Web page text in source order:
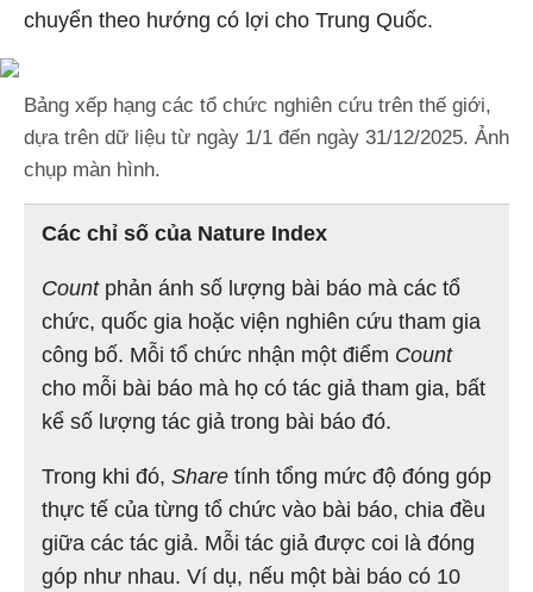
chuyển theo hướng có lợi cho Trung Quốc.
Bảng xếp hạng các tổ chức nghiên cứu trên thế giới,
dựa trên dữ liệu từ ngày 1/1 đến ngày 31/12/2025. Ảnh
chụp màn hình.
Các chỉ số của Nature Index
Countphản ánh số lượng bài báo mà các tổ
chức, quốc gia hoặc viện nghiên cứu tham gia
công bố. Mỗi tổ chức nhận một điểm Count
cho mỗi bài báo mà họ có tác giả tham gia, bất
kể số lượng tác giả trong bài báo đó.
Trong khi đó, Share tính tổng mức độ đóng góp
thực tế của từng tổ chức vào bài báo, chia đều
giữa các tác giả. Mỗi tác giả được coi là đóng
góp như nhau. Ví dụ, nếu một bài báo có 10